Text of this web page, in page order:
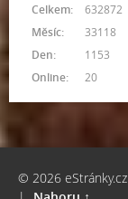
Online: 20
Celkem:
632872
Měsíc:
33118
Den:
1153
© 2026 eStránky.cz